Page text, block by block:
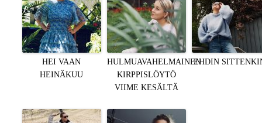
HEI VAAN
HEINÄKUU
HULMUAVAHELMAINEN
KIRPPISLÖYTÖ
VIIME KESÄLTÄ
EHDIN